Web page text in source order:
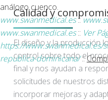
análogo cuenco.
www.swanmedical.es::
www.swanmedical.es:: Ver
https://www.swanmedical.es/
republica-dominicana/::
Calidad y
El diseño y la producción
control sobre todo el
final y nos ayudan a
solicitudes de nuestros
incorporar mejoras y